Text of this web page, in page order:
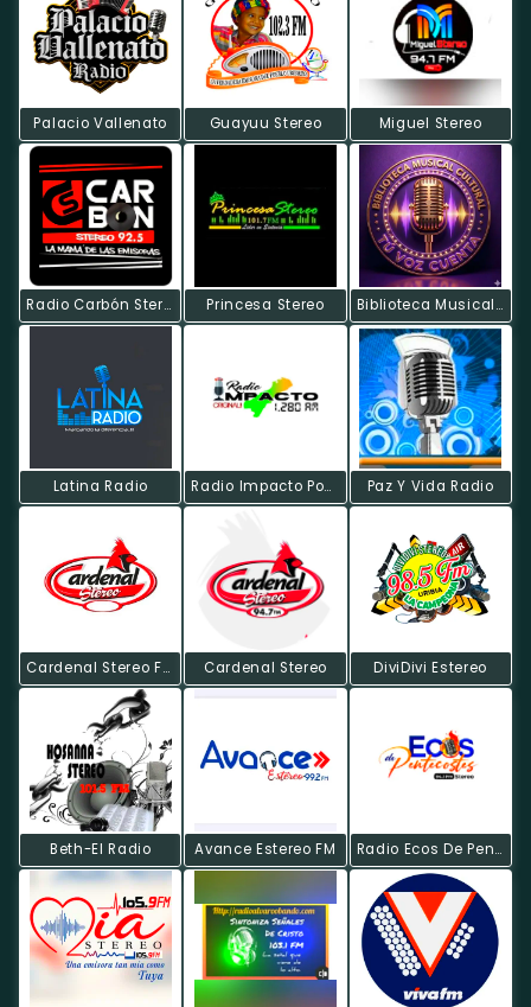
Palacio Vallenato Guayuu Stereo Miguel Stereo
Radio Carbón Stereo Princesa Stereo Biblioteca Musical DF
Latina Radio Radio Impacto Popular Paz Y Vida Radio
Cardenal Stereo FM Cardenal Stereo DiviDivi Estereo
Beth-El Radio Avance Estereo FM Radio Ecos De Pentecostés